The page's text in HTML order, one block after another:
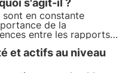
s'agit-il ?
en constante
de la
entre les rapports
et les rapports
de 3Bee et
afin d'améliorer vos
et actifs au niveau